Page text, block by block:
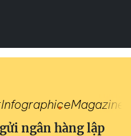
InfographiceMagazine
ngân hàng lập